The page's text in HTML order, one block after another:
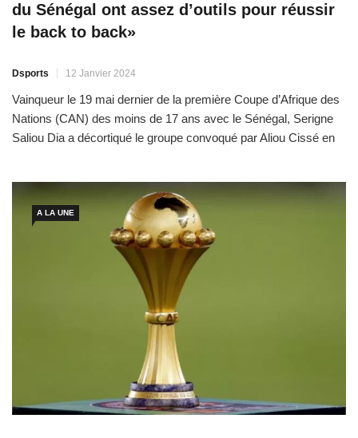
du Sénégal ont assez d’outils pour réussir
le back to back»
Dsports 12 Janvier 2024
Vainqueur le 19 mai dernier de la première Coupe d’Afrique des
Nations (CAN) des moins de 17 ans avec le Sénégal, Serigne
Saliou Dia a décortiqué le groupe convoqué par Aliou Cissé en
cours […]
A LA UNE